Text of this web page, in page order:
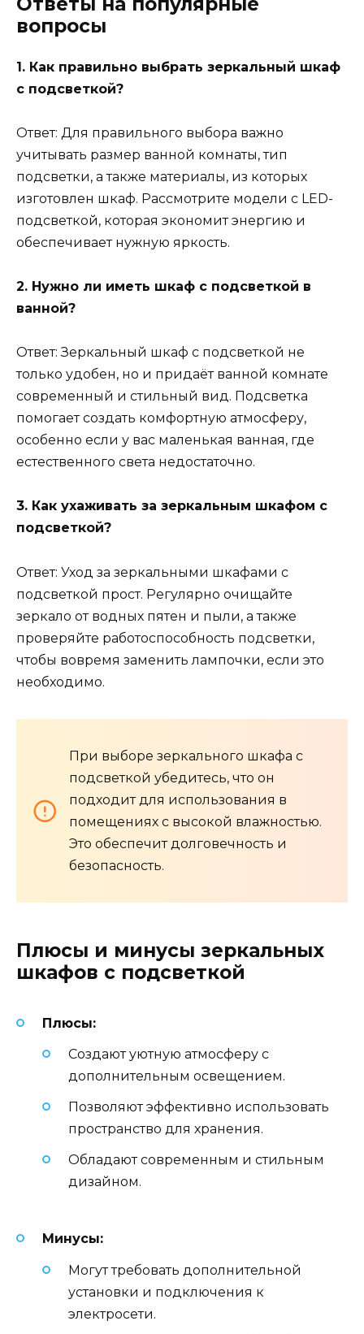
вопросы
1. Как правильно выбрать зеркальный шкаф
с подсветкой?
Ответ: Для правильного выбора важно
учитывать размер ванной комнаты, тип
подсветки, а также материалы, из которых
изготовлен шкаф. Рассмотрите модели с LED-
подсветкой, которая экономит энергию и
обеспечивает нужную яркость.
2. Нужно ли иметь шкаф с подсветкой в
ванной?
Ответ: Зеркальный шкаф с подсветкой не
только удобен, но и придаёт ванной комнате
современный и стильный вид. Подсветка
помогает создать комфортную атмосферу,
особенно если у вас маленькая ванная, где
естественного света недостаточно.
3. Как ухаживать за зеркальным шкафом с
подсветкой?
Ответ: Уход за зеркальными шкафами с
подсветкой прост. Регулярно очищайте
зеркало от водных пятен и пыли, а также
проверяйте работоспособность подсветки,
чтобы вовремя заменить лампочки, если это
необходимо.
При выборе зеркального шкафа с
подсветкой убедитесь, что он
подходит для использования в
помещениях с высокой влажностью.
Это обеспечит долговечность и
безопасность.
Плюсы и минусы зеркальных
шкафов с подсветкой
Плюсы:
Создают уютную атмосферу с
дополнительным освещением.
Позволяют эффективно использовать
пространство для хранения.
Обладают современным и стильным
дизайном.
Минусы:
Могут требовать дополнительной
установки и подключения к
электросети.